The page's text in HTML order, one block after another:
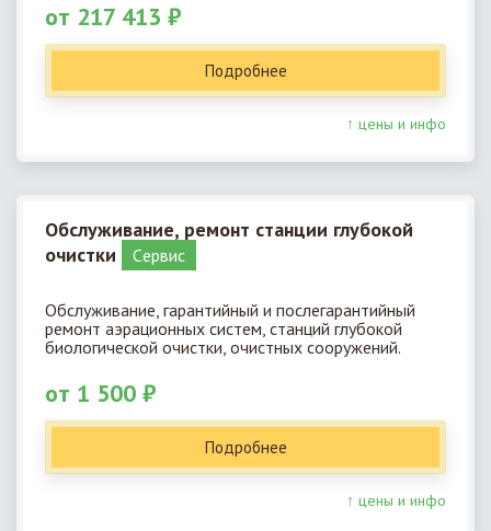
от 217 413 ₽
Подробнее
↑ цены и инфо
Обслуживание, ремонт станции глубокой
очистки
Cервис
Обслуживание, гарантийный и послегарантийный
ремонт аэрационных систем, станций глубокой
биологической очистки, очистных сооружений.
от 1 500 ₽
Подробнее
↑ цены и инфо